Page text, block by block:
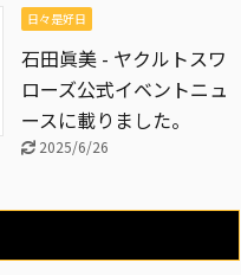
日々是好日
石田眞美 - ヤクルトスワ
ローズ公式イベントニュ
ースに載りました。
2025/6/26